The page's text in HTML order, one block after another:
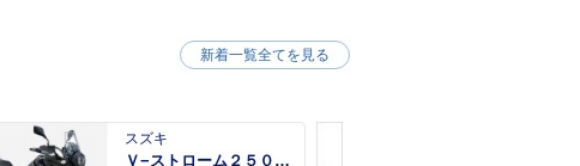
スズキ
Ｖ−ストローム２５０ ２６年モデル 水冷２気筒エンジン ＬＥＤヘッドライト標準装備
新着一覧全てを見る